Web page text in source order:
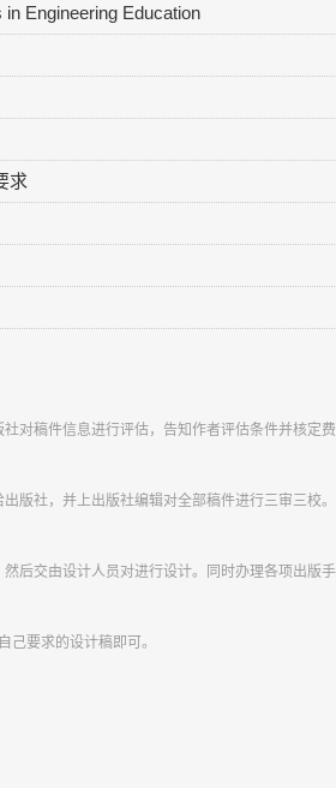
Engineering Education
求
对稿件信息进行评估，告知作者评估条件并核定费
版社，并上出版社编辑对全部稿件进行三审三校。
后交由设计人员对进行设计。同时办理各项出版手
要求的设计稿即可。